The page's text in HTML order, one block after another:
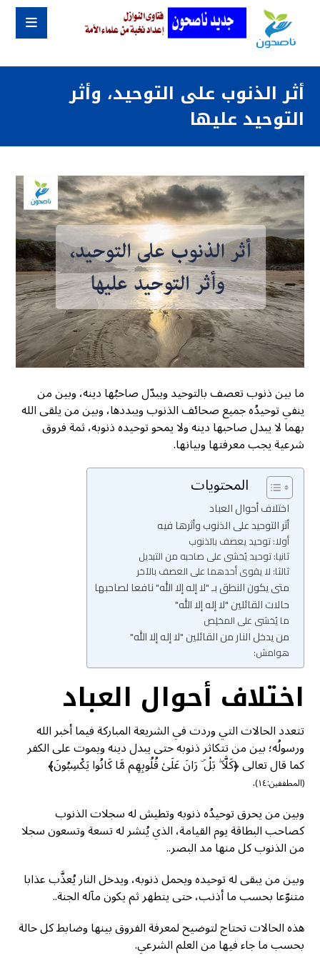
أثر الذنوب على التوحيد، وأثر
التوحيد عليها
ما بين ذنوب تعصف بالتوحيد ويبدّل صاحبُها دينه، وبين من
ينفي توحيدُه جميع صحائف الذنوب ويبددها، وبين من يلقى الله
بهما لا يبدل صاحبها دينه ولا يمحو توحيده ذنوبه، ثمة فروق
شرعية يجب معرفتها وبيانها.
المحتويات
اختلاف أحوال العباد
أثر التوحيد على الذنوب وأثرها فيه
أولا: توحيد يعصف بالذنوب
ثانيا: توحيد يُخشى على صاحبه من التبديل
ثالثا: لا يقوى أحدهما على العصف بالآخر
متى يكون النطق بـ "لا إله إلا الله" نافعا لصاحبها
حالات القائلين "لا إله إلا الله"
ما يُخشى على المخلِص
من يدخل النار من القائلين "لا إله إلا الله"
هوامش:
اختلاف أحوال العباد
تتعدد الحالات التي وردت في الشريعة المباركة فيما أخبر الله
ورسولُه؛ بين من تتكاثر ذنوبه حتى يبدل دينه ويموت على الكفر
كما قال تعالى ﴿كَلَّا ۖ بَلْ ۜ رَانَ عَلَىٰ قُلُوبِهِم مَّا كَانُوا يَكْسِبُونَ﴾
(المطففين:١٤)
.
وبين من يحرق توحيدُه ذنوبه وتطيش له سجلات الذنوب
كصاحب البطاقة يوم القيامة، الذي يُنشر له تسعة وتسعون سجلا
من الذنوب كل منها مد البصر..
وبين من يبقى له توحيده ويحمل ذنوبه، ويدخل النار يُعذَّب عذابا
متنوّعا بحسب ما أذنب، حتى يتطهر ثم يكون مآله الجنة..
هذه الحالات تحتاج لتوضيح لمعرفة الفروق بينها وضابط كل حالة
بحسب ما جاء فيها من العلم الشرعي.